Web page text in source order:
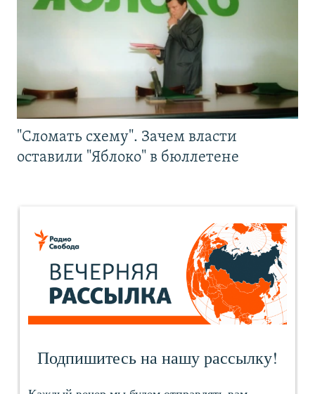
"Сломать схему". Зачем власти
оставили "Яблоко" в бюллетене